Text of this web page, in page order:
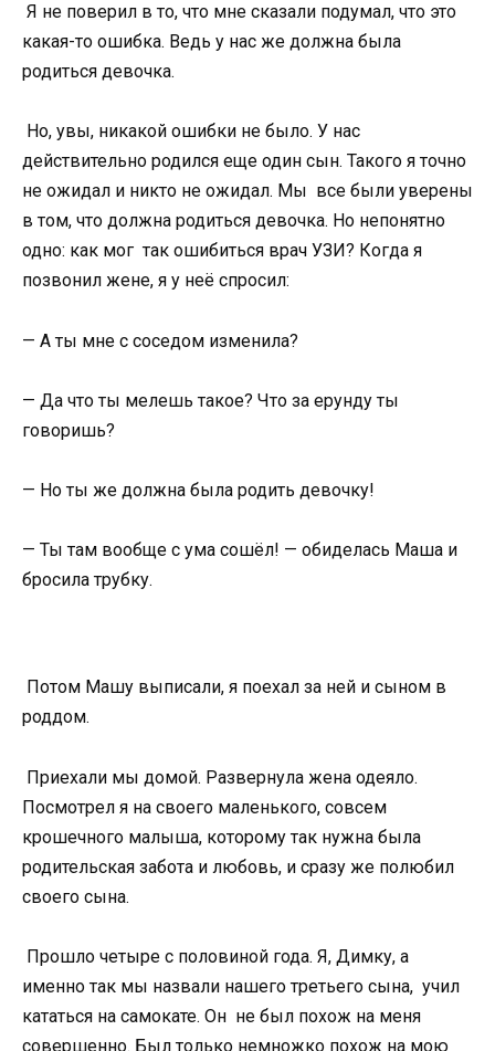
Я не поверил в то, что мне сказали подумал, что это
какая-то ошибка. Ведь у нас же должна была
родиться девочка.
Но, увы, никакой ошибки не было. У нас
действительно родился еще один сын. Такого я точно
не ожидал и никто не ожидал. Мы все были уверены
в том, что должна родиться девочка. Но непонятно
одно: как мог так ошибиться врач УЗИ? Когда я
позвонил жене, я у неё спросил:
— А ты мне с соседом изменила?
— Да что ты мелешь такое? Что за ерунду ты
говоришь?
— Но ты же должна была родить девочку!
— Ты там вообще с ума сошёл! — обиделась Маша и
бросила трубку.
Потом Машу выписали, я поехал за ней и сыном в
роддом.
Приехали мы домой. Развернула жена одеяло.
Посмотрел я на своего маленького, совсем
крошечного малыша, которому так нужна была
родительская забота и любовь, и сразу же полюбил
своего сына.
Прошло четыре с половиной года. Я, Димку, а
именно так мы назвали нашего третьего сына, учил
кататься на самокате. Он не был похож на меня
совершенно. Был только немножко похож на мою